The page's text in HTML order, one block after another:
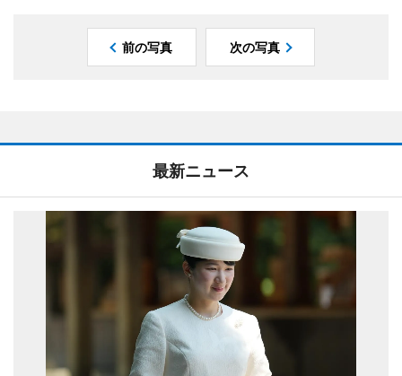
前の写真 次の写真
最新ニュース